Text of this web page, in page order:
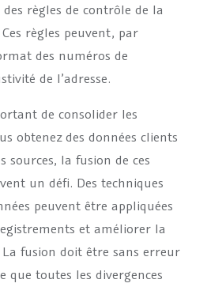
règles de contrôle de la
règles peuvent, par
des numéros de
de l’adresse.
de consolider les
obtenez des données clients
sources, la fusion de ces
un défi. Des techniques
peuvent être appliquées
et améliorer la
fusion doit être sans erreur
que toutes les divergences